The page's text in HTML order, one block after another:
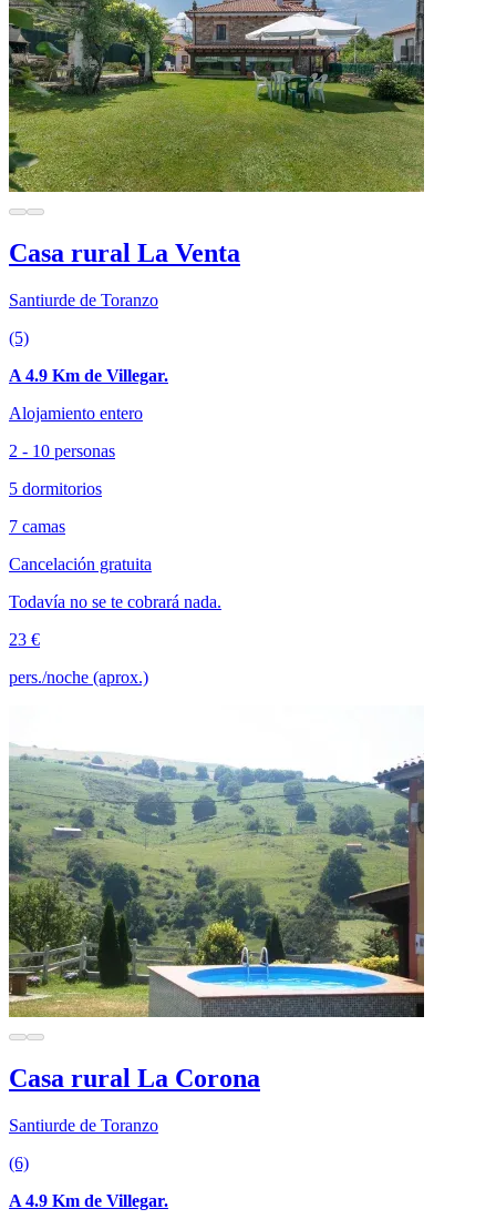
Casa rural La Venta
Santiurde de Toranzo
(5)
A 4.9 Km de Villegar.
Alojamiento entero
2 - 10 personas
5 dormitorios
7 camas
Cancelación gratuita
Todavía no se te cobrará nada.
23 €
pers./noche (aprox.)
Casa rural La Corona
Santiurde de Toranzo
(6)
A 4.9 Km de Villegar.